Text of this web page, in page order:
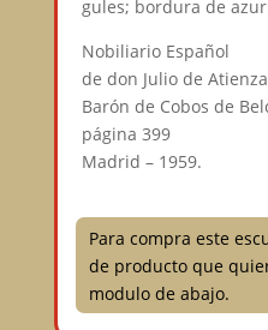
gules; bordura de
Nobiliario Español
de don Julio de Atienza
Barón de Cobos de
página 399
Madrid – 1959.
Para compra este
de producto que
modulo de abajo.